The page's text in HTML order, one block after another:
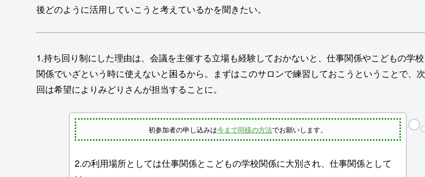
後どのように活用していこうと考えているかを聞きたい。
1.持ち回り制にした理由は、会議を主催する立場も経験しておかないと、仕事関係やこどもの学校
関係でいざという時に使えないと困るから。まずはこのサロンで練習しておこうということで、次
回は希望によりみどりさんが担当することに。
初参加者の申し込みは今まで同様の方法でお願いします。
2.の利用場所としては仕事関係とこどもの学校関係に大別され、仕事関係として